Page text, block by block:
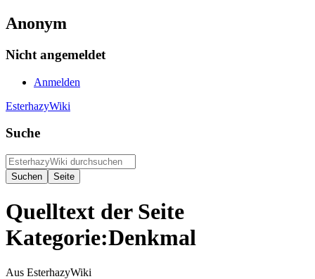
Anonym
Nicht angemeldet
Anmelden
EsterhazyWiki
Suche
Quelltext der Seite
Kategorie:Denkmal
Aus EsterhazyWiki